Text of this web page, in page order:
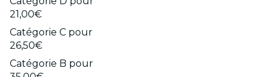
21,00€
Catégorie C pour
26,50€
Catégorie B pour